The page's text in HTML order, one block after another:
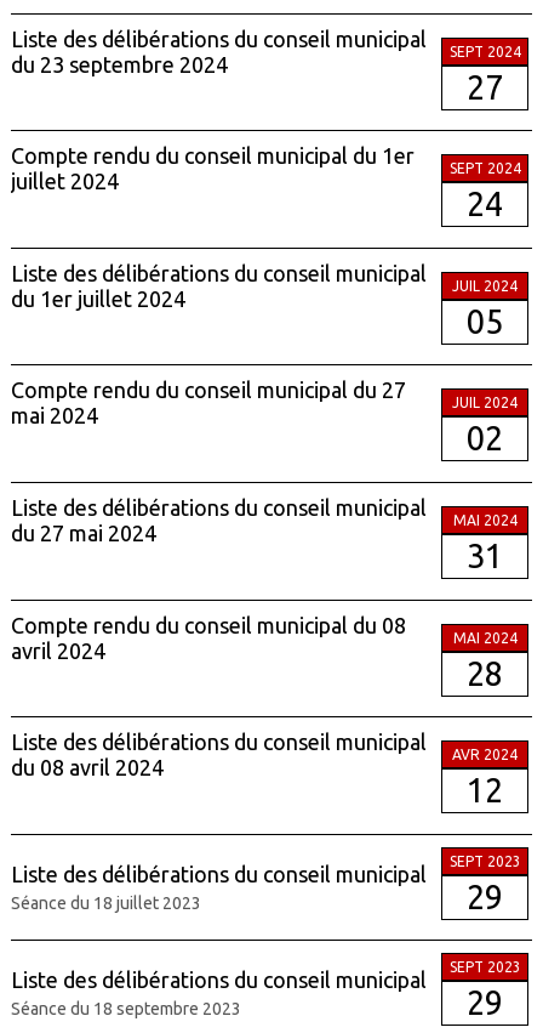
Liste des délibérations du conseil municipal
du 23 septembre 2024
SEPT 2024
27
Compte rendu du conseil municipal du 1er
juillet 2024
SEPT 2024
24
Liste des délibérations du conseil municipal
du 1er juillet 2024
JUIL 2024
05
Compte rendu du conseil municipal du 27
mai 2024
JUIL 2024
02
Liste des délibérations du conseil municipal
du 27 mai 2024
MAI 2024
31
Compte rendu du conseil municipal du 08
avril 2024
MAI 2024
28
Liste des délibérations du conseil municipal
du 08 avril 2024
AVR 2024
12
Liste des délibérations du conseil municipal
Séance du 18 juillet 2023
SEPT 2023
29
Liste des délibérations du conseil municipal
Séance du 18 septembre 2023
SEPT 2023
29